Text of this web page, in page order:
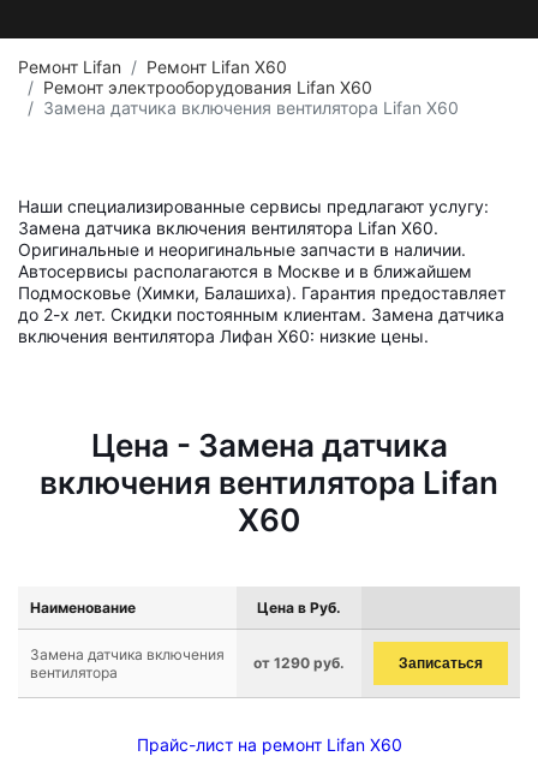
Ремонт Lifan
Ремонт Lifan X60
Ремонт электрооборудования Lifan X60
Замена датчика включения вентилятора Lifan X60
Наши специализированные сервисы предлагают услугу:
Замена датчика включения вентилятора Lifan X60.
Оригинальные и неоригинальные запчасти в наличии.
Автосервисы располагаются в Москве и в ближайшем
Подмосковье (Химки, Балашиха). Гарантия предоставляет
до 2-х лет. Скидки постоянным клиентам. Замена датчика
включения вентилятора Лифан X60: низкие цены.
Цена - Замена датчика
включения вентилятора Lifan
X60
Наименование Цена в Руб.
Замена датчика включения
вентилятора
от 1290 руб. Записаться
Прайс-лист на ремонт Lifan X60